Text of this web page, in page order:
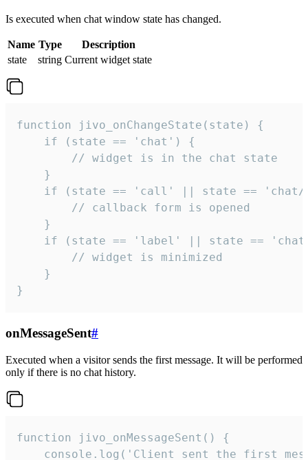
Is executed when chat window state has changed.
Name Type
Description
state
string Current widget state
function jivo_onChangeState(state) {
    if (state == 'chat') {
        // widget is in the chat state
    }
if (state == 'call' || state ==
        // callback form is opened
    }
if (state == 'label' || state ==
        // widget is minimized
    }
}
onMessageSent#
Executed when a visitor sends the first message. It will be performed
only if there is no chat history.
function jivo_onMessageSent() {
console.log('Client sent the first